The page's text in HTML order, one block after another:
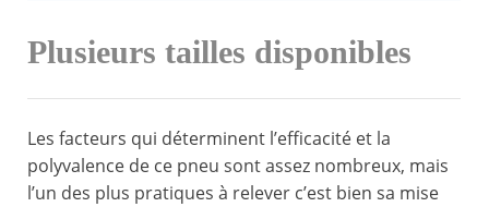
Plusieurs tailles disponibles
Les facteurs qui déterminent l’efficacité et la
polyvalence de ce pneu sont assez nombreux, mais
l’un des plus pratiques à relever c’est bien sa mise